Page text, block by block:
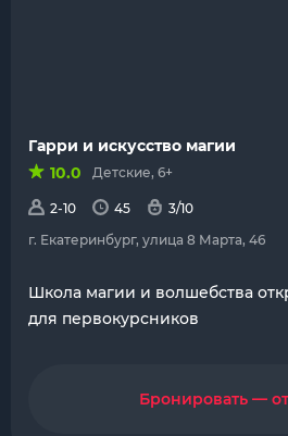
Гарри и искусство магии
10.0
Детские, 6+
2-10 45
3/10
г. Екатеринбург, улица 8 Марта, 46
Школа магии и волшебства
для первокурсников
Бронировать —